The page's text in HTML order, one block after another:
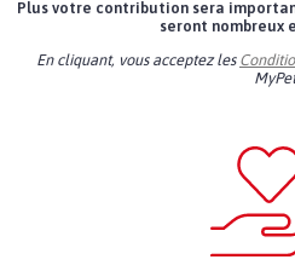
Plus votre contribution sera
seront nombreux
En cliquant, vous acceptez les